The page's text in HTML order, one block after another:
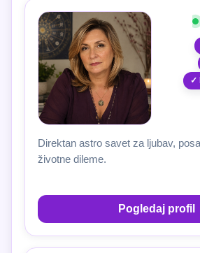
✓
Direktan astro savet za ljubav,
životne dileme.
Pogledaj profil